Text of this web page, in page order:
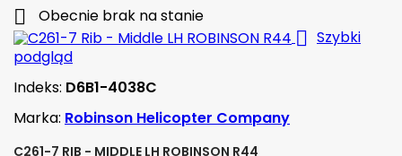
 Obecnie brak na stanie
 Szybki
podgląd
Indeks: D6B1-4038C
Marka: Robinson Helicopter Company
C261-7 RIB - MIDDLE LH ROBINSON R44